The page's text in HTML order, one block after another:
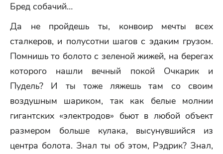
Бред собачий…
Да не пройдешь ты, конвоир мечты всех
сталкеров, и полусотни шагов с эдаким грузом.
Помнишь то болото с зеленой жижей, на берегах
которого нашли вечный покой Очкарик и
Пудель? И ты тоже ляжешь там со своим
воздушным шариком, так как белые молнии
гигантских «электродов» бьют в любой объект
размером больше кулака, высунувшийся из
центра болота. Знал ты об этом, Рэдрик? Знал,